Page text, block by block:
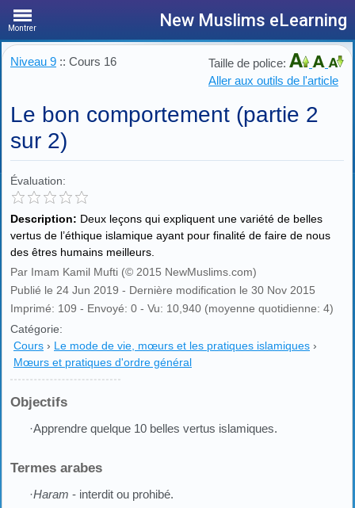
Montrer New Muslims eLearning
Niveau 9 :: Cours 16
Taille de police:
Aller aux outils de l'article
Le bon comportement (partie 2
sur 2)
Évaluation:
Description: Deux leçons qui expliquent une variété de belles
vertus de l’éthique islamique ayant pour finalité de faire de nous
des êtres humains meilleurs.
Par Imam Kamil Mufti (© 2015 NewMuslims.com)
Publié le 24 Jun 2019 - Dernière modification le 30 Nov 2015
Imprimé: 109 - Envoyé: 0 - Vu: 10,940 (moyenne quotidienne: 4)
Catégorie:
Cours › Le mode de vie, mœurs et les pratiques islamiques ›
Mœurs et pratiques d'ordre général
Objectifs
·Apprendre quelque 10 belles vertus islamiques.
Termes arabes
·Haram - interdit ou prohibé.